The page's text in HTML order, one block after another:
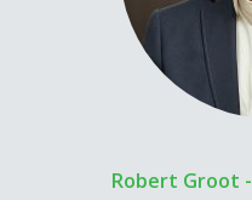
Robert Groot